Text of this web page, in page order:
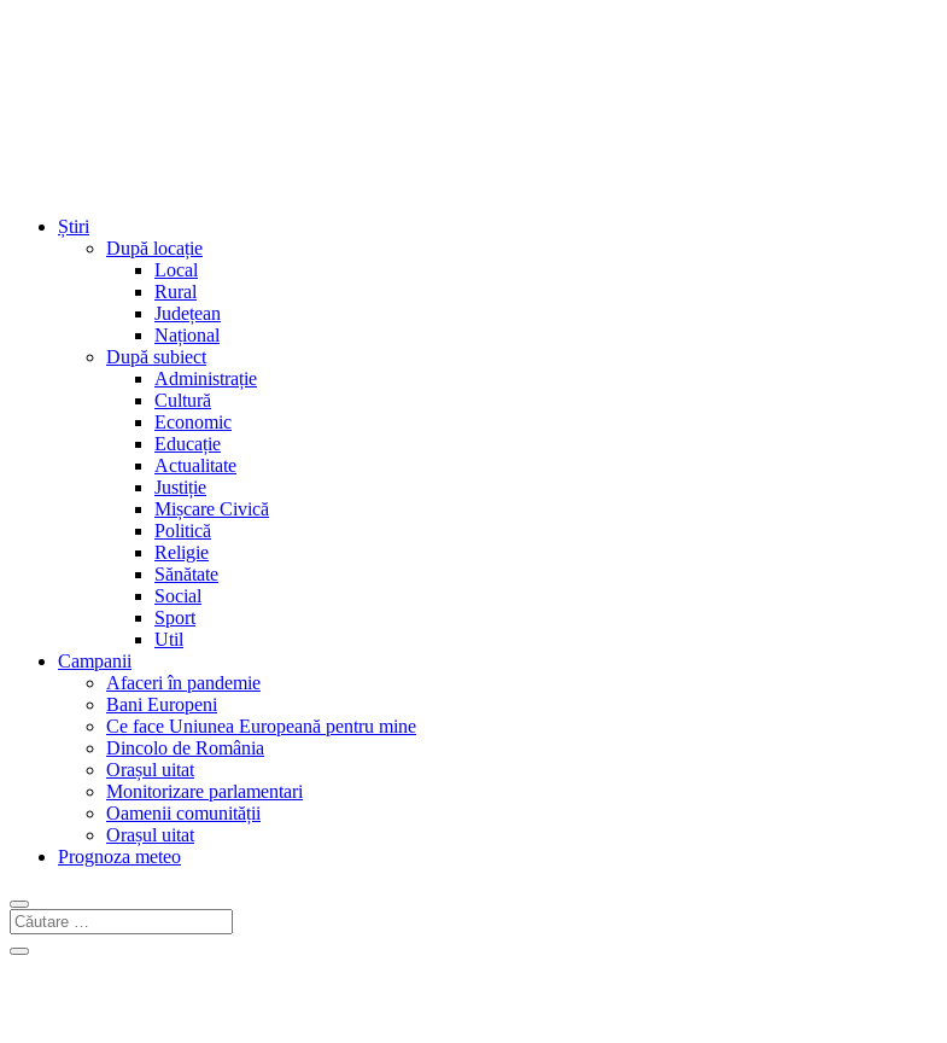
Știri
După locație
Local
Rural
Județean
Național
După subiect
Administrație
Cultură
Economic
Educație
Actualitate
Justiție
Mișcare Civică
Politică
Religie
Sănătate
Social
Sport
Util
Campanii
Afaceri în pandemie
Bani Europeni
Ce face Uniunea Europeană pentru mine
Dincolo de România
Orașul uitat
Monitorizare parlamentari
Oamenii comunității
Orașul uitat
Prognoza meteo